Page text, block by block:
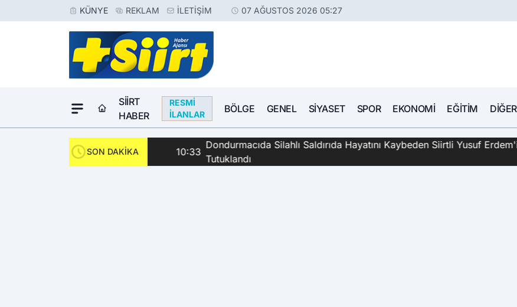
KÜNYE REKLAM İLETIŞIM 07 AĞUSTOS 2026 05:27
SIIRT
HABER
RESMI
İLANLAR
BÖLGE GENEL SIYASET SPOR EKONOMI EĞITIM DIĞER
SON DAKİKA 10:33
Dondurmacıda Silahlı Saldırıda Hayatını Kaybeden Siirtli Yusuf Erdem'in
Tutuklandı